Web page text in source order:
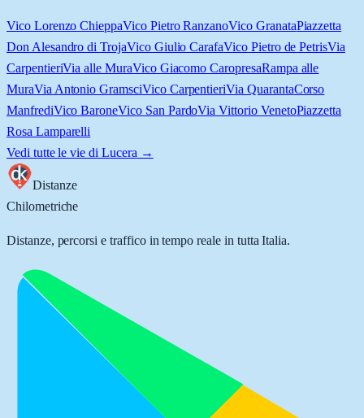
Vico Lorenzo ChieppaVico Pietro RanzanoVico GranataPiazzetta
Don Alesandro di TrojaVico Giulio CarafaVico Pietro de PetrisVia
CarpentieriVia alle MuraVico Giacomo CaropresaRampa alle
MuraVia Antonio GramsciVico CarpentieriVia QuarantaCorso
ManfrediVico BaroneVico San PardoVia Vittorio VenetoPiazzetta
Rosa Lamparelli
Vedi tutte le vie di Lucera →
Distanze
Chilometriche
Distanze, percorsi e traffico in tempo reale in tutta Italia.